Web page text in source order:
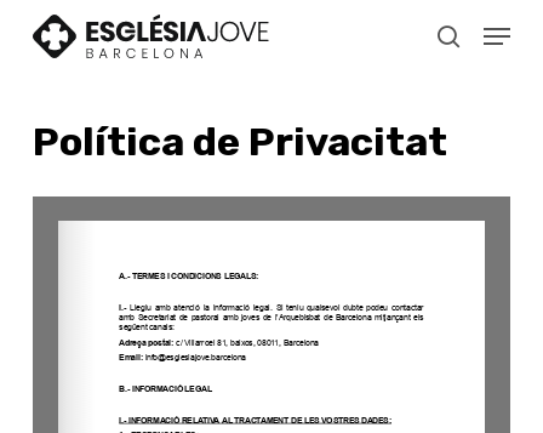
search
Menu
Política de Privacitat